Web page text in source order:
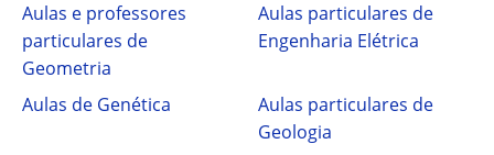
Aulas e professores
particulares de
Geometria
Aulas particulares de
Engenharia Elétrica
Aulas de Genética
Aulas particulares de
Geologia